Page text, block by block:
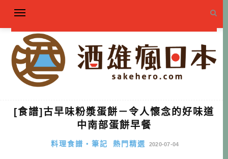
[食譜]古早味粉漿蛋餅－令人懷念的好味道
中南部蛋餅早餐
料理食譜・筆記 熱門精選 2020-07-04